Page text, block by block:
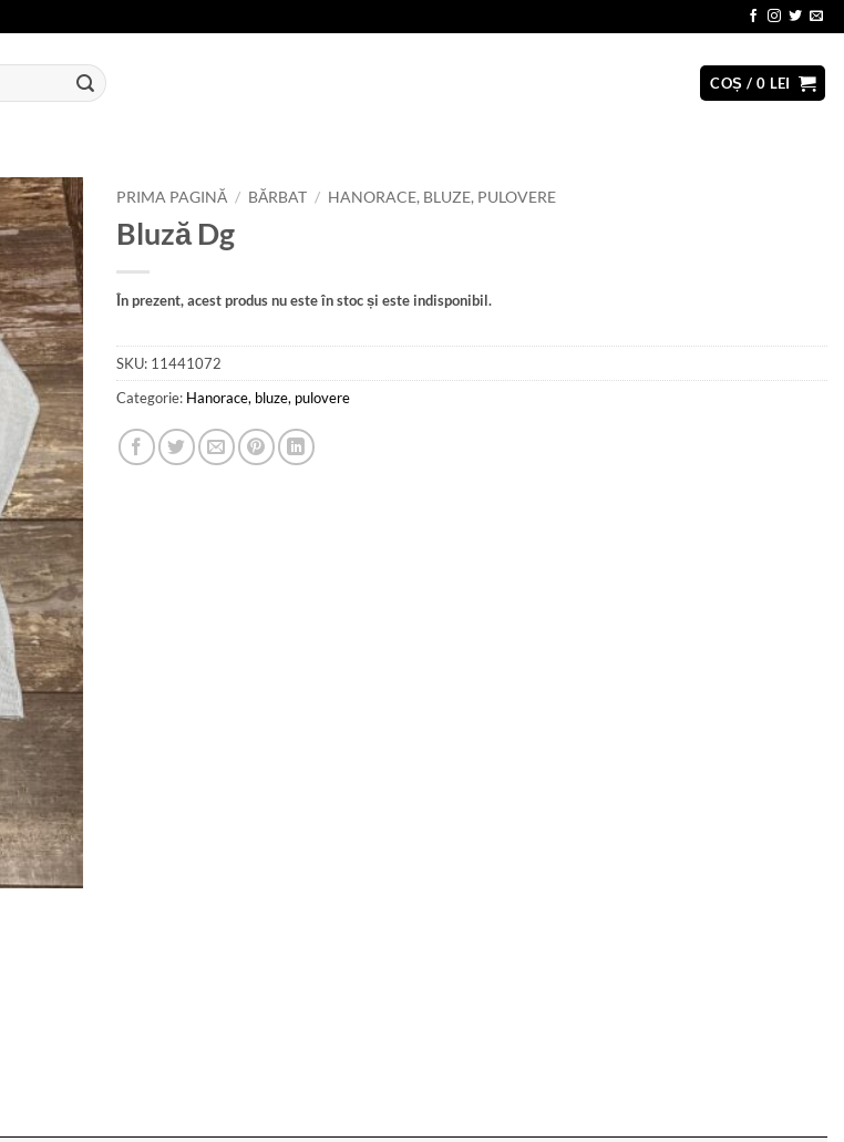
COȘ / 0 LEI
Add to
wishlist
PRIMA PAGINĂ / BĂRBAT / HANORACE, BLUZE, PULOVERE
Bluză Dg
În prezent, acest produs nu este în stoc și este indisponibil.
SKU: 11441072
Categorie: Hanorace, bluze, pulovere